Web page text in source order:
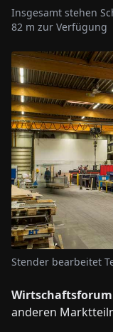
Insgesamt stehen
82 m zur Verfügung
Stender bearbeitet
Wirtschaftsforum
anderen